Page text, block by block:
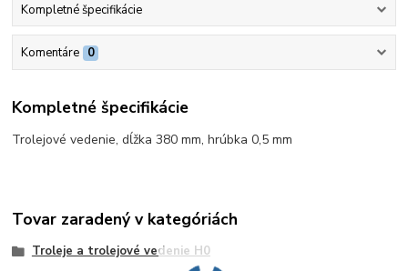
Kompletné špecifikácie
Komentáre 0
Kompletné špecifikácie
Trolejové vedenie, dĺžka 380 mm, hrúbka 0,5 mm
Tovar zaradený v kategóriách
Troleje a trolejové vedenie H0